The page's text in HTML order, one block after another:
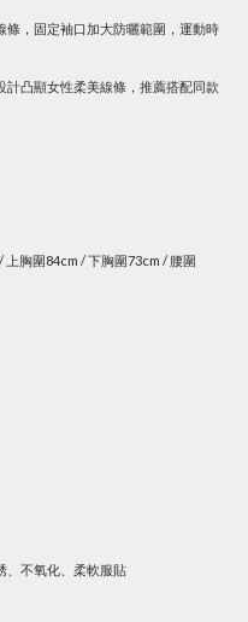
條，固定袖口加大防曬範圍，運動時
凸顯女性柔美線條，推薦搭配同款
胸圍84cm / 下胸圍73cm / 腰圍
、不氧化、柔軟服貼